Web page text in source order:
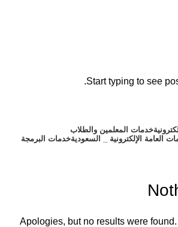
خدمات المعلمين والطلاب
العامة الإلكترونية _ السعوديةخدمات البرمجة
Apologies, but no results were
Start typing to see